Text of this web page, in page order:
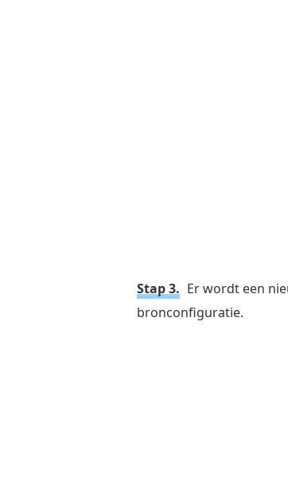
Stap 3. Er wordt een
bronconfiguratie.